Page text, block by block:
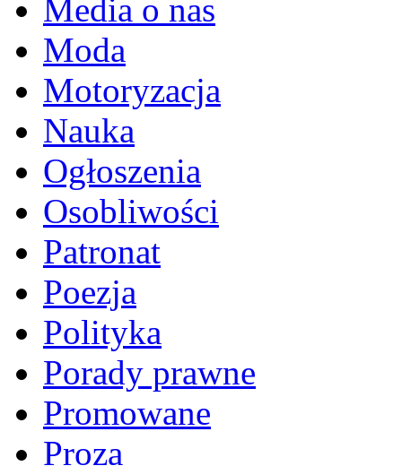
Media o nas
Moda
Motoryzacja
Nauka
Ogłoszenia
Osobliwości
Patronat
Poezja
Polityka
Porady prawne
Promowane
Proza